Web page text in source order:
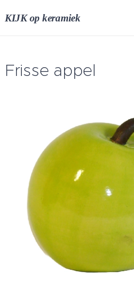
KIJK op keramiek
Frisse appel